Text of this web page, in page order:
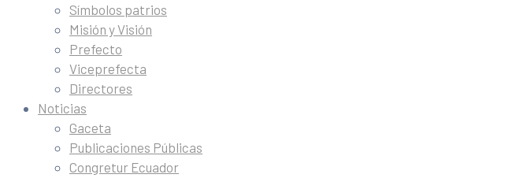
Símbolos patrios
Misión y Visión
Prefecto
Viceprefecta
Directores
Noticias
Gaceta
Publicaciones Públicas
Congretur Ecuador